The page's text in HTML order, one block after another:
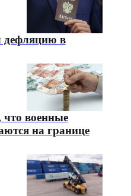
дефляцию в
военные
на границе